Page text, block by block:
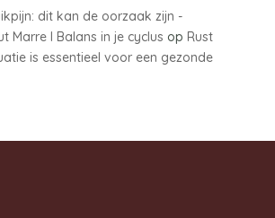
dit kan de oorzaak zijn -
Marre I Balans in je cyclus op Rust
is essentieel voor een gezonde